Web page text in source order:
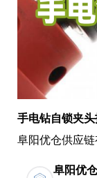
手电钻自锁夹
阜阳优仓供应链
阜阳优